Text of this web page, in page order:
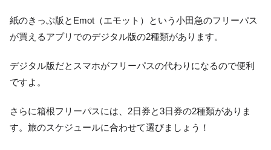
紙のきっぷ版とEmot（エモット）という小田急のフリーパス
が買えるアプリでのデジタル版の2種類があります。
デジタル版だとスマホがフリーパスの代わりになるので便利
ですよ。
さらに箱根フリーパスには、2日券と3日券の2種類がありま
す。旅のスケジュールに合わせて選びましょう！